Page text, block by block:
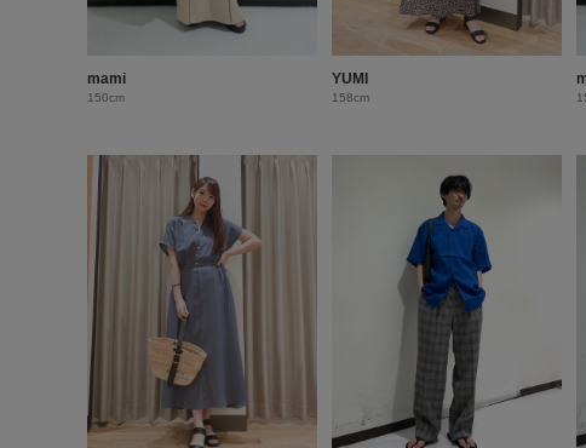
mami
150cm
YUMI
158cm